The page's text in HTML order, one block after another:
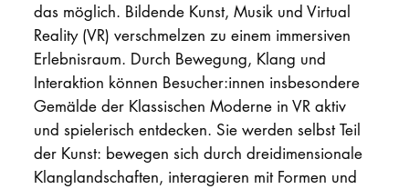
das möglich. Bildende Kunst, Musik und Virtual
Reality (VR) verschmelzen zu einem immersiven
Erlebnisraum. Durch Bewegung, Klang und
Interaktion können Besucher:innen insbesondere
Gemälde der Klassischen Moderne in VR aktiv
und spielerisch entdecken. Sie werden selbst Teil
der Kunst: bewegen sich durch dreidimensionale
Klanglandschaften, interagieren mit Formen und